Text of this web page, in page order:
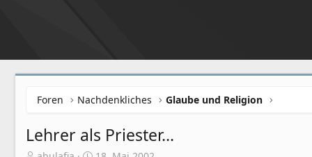
Foren Nachdenkliches Glaube und Religion
Lehrer als Priester...